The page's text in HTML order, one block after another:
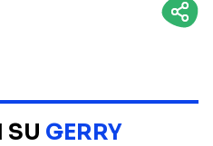
SU GERRY